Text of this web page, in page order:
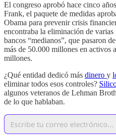
El congreso aprobó hace cinco
Frank, el paquete de medidas
Obama para prevenir crisis
encontraba la eliminación de varias
bancos “medianos”, que pasaron
más de 50.000 millones en activos
millones.
¿Qué entidad dedicó más dinero y
eliminar todos esos controles?
algunos veteranos de Lehman
de lo que hablaban.